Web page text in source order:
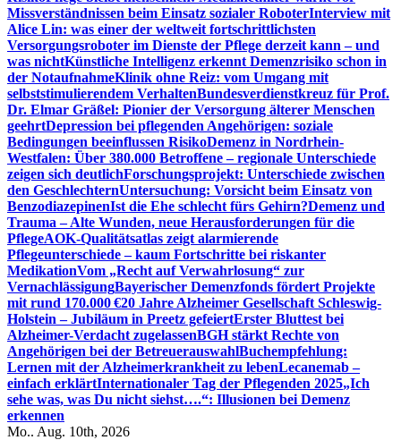
Missverständnissen beim Einsatz sozialer RoboterInterview mit
Alice Lin: was einer der weltweit fortschrittlichsten
Versorgungsroboter im Dienste der Pflege derzeit kann – und
was nichtKünstliche Intelligenz erkennt Demenzrisiko schon in
der NotaufnahmeKlinik ohne Reiz: vom Umgang mit
selbststimulierendem VerhaltenBundesverdienstkreuz für Prof.
Dr. Elmar Gräßel: Pionier der Versorgung älterer Menschen
geehrtDepression bei pflegenden Angehörigen: soziale
Bedingungen beeinflussen RisikoDemenz in Nordrhein-
Westfalen: Über 380.000 Betroffene – regionale Unterschiede
zeigen sich deutlichForschungsprojekt: Unterschiede zwischen
den GeschlechternUntersuchung: Vorsicht beim Einsatz von
BenzodiazepinenIst die Ehe schlecht fürs Gehirn?Demenz und
Trauma – Alte Wunden, neue Herausforderungen für die
PflegeAOK-Qualitätsatlas zeigt alarmierende
Pflegeunterschiede – kaum Fortschritte bei riskanter
MedikationVom „Recht auf Verwahrlosung“ zur
VernachlässigungBayerischer Demenzfonds fördert Projekte
mit rund 170.000 €20 Jahre Alzheimer Gesellschaft Schleswig-
Holstein – Jubiläum in Preetz gefeiertErster Bluttest bei
Alzheimer-Verdacht zugelassenBGH stärkt Rechte von
Angehörigen bei der BetreuerauswahlBuchempfehlung:
Lernen mit der Alzheimerkrankheit zu lebenLecanemab –
einfach erklärtInternationaler Tag der Pflegenden 2025„Ich
sehe was, was Du nicht siehst….“: Illusionen bei Demenz
erkennen
Mo.. Aug. 10th, 2026